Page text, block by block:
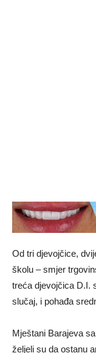
Od tri djevojčice,
školu – smjer
treća djevojčica D.I.
slučaj, i pohađa
Mještani Barajeva
željeli su da ostanu